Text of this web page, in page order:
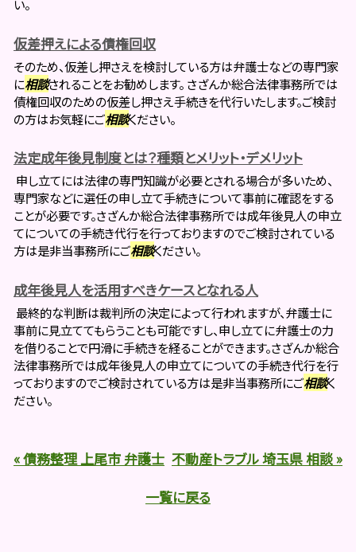
い。
仮差押えによる債権回収
そのため、仮差し押さえを検討している方は弁護士などの専門家
に相談されることをお勧めします。 さざんか総合法律事務所では
債権回収のための仮差し押さえ手続きを代行いたします。ご検討
の方はお気軽にご相談ください。
法定成年後見制度とは？種類とメリット・デメリット
申し立てには法律の専門知識が必要とされる場合が多いため、
専門家などに選任の申し立て手続きについて事前に確認をする
ことが必要です。さざんか総合法律事務所では成年後見人の申立
てについての手続き代行を行っておりますのでご検討されている
方は是非当事務所にご相談ください。
成年後見人を活用すべきケースとなれる人
最終的な判断は裁判所の決定によって行われますが、弁護士に
事前に見立ててもらうことも可能ですし、申し立てに弁護士の力
を借りることで円滑に手続きを経ることができます。さざんか総合
法律事務所では成年後見人の申立てについての手続き代行を行
っておりますのでご検討されている方は是非当事務所にご相談く
ださい。
« 債務整理 上尾市 弁護士 不動産トラブル 埼玉県 相談 »
一覧に戻る